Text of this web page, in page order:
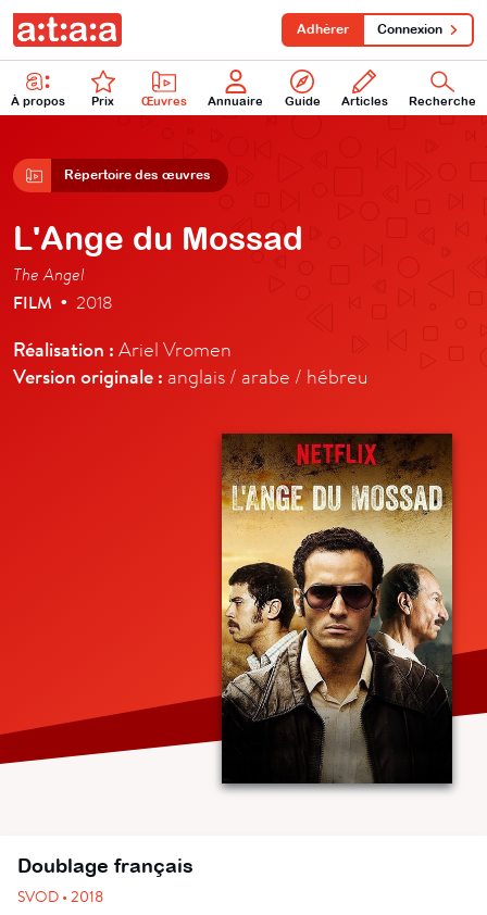
À propos Prix Œuvres Annuaire Guide Articles Recherche
Adhérer Connexion
Répertoire des œuvres
L'Ange du Mossad
The Angel
FILM • 2018
Réalisation : Ariel Vromen
Version originale : anglais / arabe / hébreu
Doublage français
SVOD • 2018